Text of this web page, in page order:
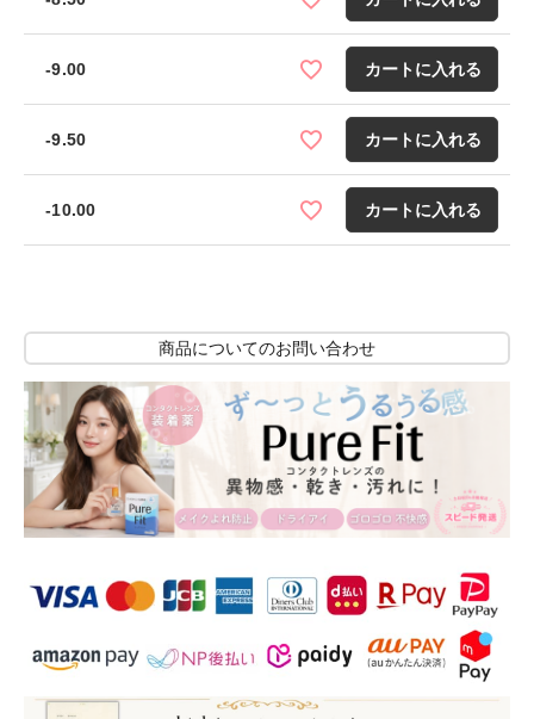
-9.00 カートに入れる
-9.50 カートに入れる
-10.00 カートに入れる
商品についてのお問い合わせ